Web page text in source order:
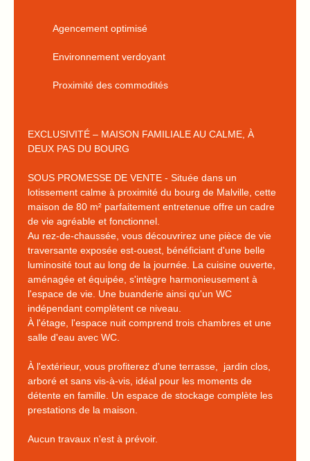
Agencement optimisé
Environnement verdoyant
Proximité des commodités
EXCLUSIVITÉ – MAISON FAMILIALE AU CALME, À
DEUX PAS DU BOURG
SOUS PROMESSE DE VENTE - Située dans un
lotissement calme à proximité du bourg de Malville, cette
maison de 80 m² parfaitement entretenue offre un cadre
de vie agréable et fonctionnel.
Au rez-de-chaussée, vous découvrirez une pièce de vie
traversante exposée est-ouest, bénéficiant d'une belle
luminosité tout au long de la journée. La cuisine ouverte,
aménagée et équipée, s'intègre harmonieusement à
l'espace de vie. Une buanderie ainsi qu'un WC
indépendant complètent ce niveau.
À l'étage, l'espace nuit comprend trois chambres et une
salle d'eau avec WC.
À l'extérieur, vous profiterez d'une terrasse, jardin clos,
arboré et sans vis-à-vis, idéal pour les moments de
détente en famille. Un espace de stockage complète les
prestations de la maison.
Aucun travaux n'est à prévoir.